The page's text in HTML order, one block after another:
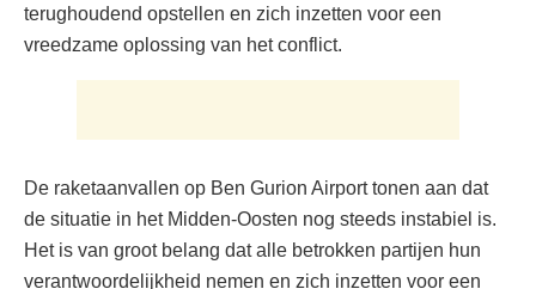
terughoudend opstellen en zich inzetten voor een
vreedzame oplossing van het conflict.
De raketaanvallen op Ben Gurion Airport tonen aan dat
de situatie in het Midden-Oosten nog steeds instabiel is.
Het is van groot belang dat alle betrokken partijen hun
verantwoordelijkheid nemen en zich inzetten voor een